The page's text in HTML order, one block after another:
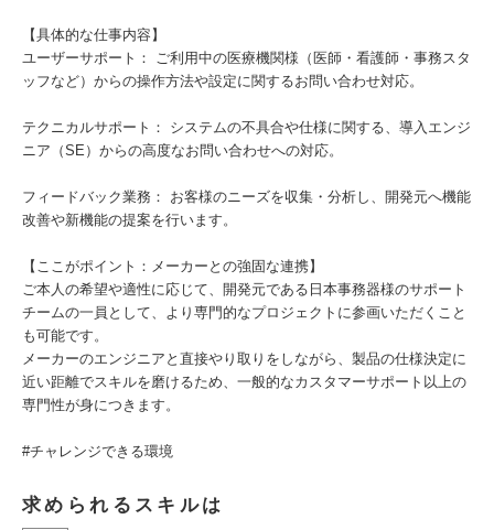
【具体的な仕事内容】
ユーザーサポート： ご利用中の医療機関様（医師・看護師・事務スタ
ッフなど）からの操作方法や設定に関するお問い合わせ対応。
テクニカルサポート： システムの不具合や仕様に関する、導入エンジ
ニア（SE）からの高度なお問い合わせへの対応。
フィードバック業務： お客様のニーズを収集・分析し、開発元へ機能
改善や新機能の提案を行います。
【ここがポイント：メーカーとの強固な連携】
ご本人の希望や適性に応じて、開発元である日本事務器様のサポート
チームの一員として、より専門的なプロジェクトに参画いただくこと
も可能です。
メーカーのエンジニアと直接やり取りをしながら、製品の仕様決定に
近い距離でスキルを磨けるため、一般的なカスタマーサポート以上の
専門性が身につきます。
#チャレンジできる環境
求められるスキルは